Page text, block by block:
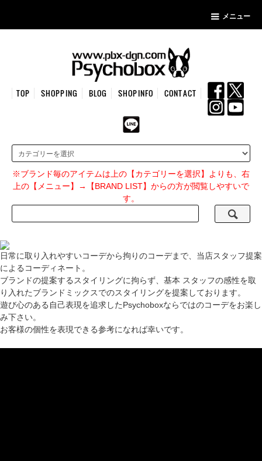
メニュー
TOP SHOPPING BLOG SHOPINFO CONTACT
※ブランド毎のアイテムは上の【カテゴリーを選択】よりも、右
上の【メニュー】→【BRAND LIST】からの方が閲覧しやすいで
す。
日常に取り入れやすいコーデから拘りのコーデまで、当店スタッフ提案
によるコーディネート。
ブランドの提案するスタイリングに拘らず、基本 スタッフの感性を取
り入れたブランドミックスでのスタイリングを提案しております。
遊び心のある自己表現を追求したPsychoboxならではのコーデをお楽し
み下さい。
お客様の個性を表現できる参考になれば幸いです。